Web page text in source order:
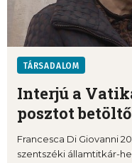
TÁRSADALOM
Interjú a
posztot
Francesca Di Giovanni
szentszéki államtitkár-